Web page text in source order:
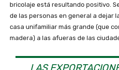
bricolaje está resultando positivo.
de las personas en general a dejar
casa unifamiliar más grande (que
madera) a las afueras de las
LAS